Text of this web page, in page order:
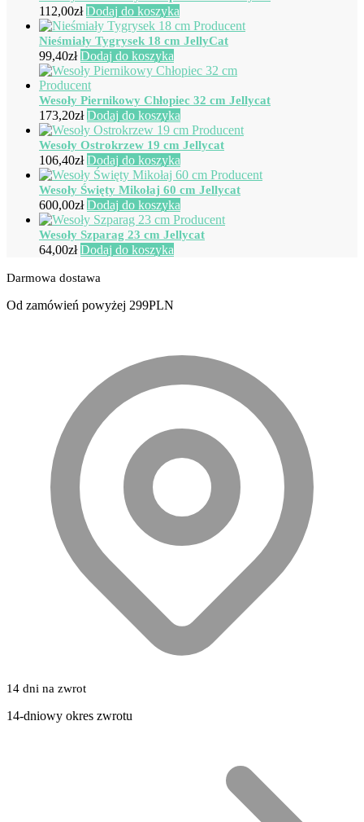
112,00zł Dodaj do koszyka
Nieśmiały Tygrysek 18 cm JellyCat
99,40zł Dodaj do koszyka
Wesoły Piernikowy Chłopiec 32 cm Jellycat
173,20zł Dodaj do koszyka
Wesoły Ostrokrzew 19 cm Jellycat
106,40zł Dodaj do koszyka
Wesoły Święty Mikołaj 60 cm Jellycat
600,00zł Dodaj do koszyka
Wesoły Szparag 23 cm Jellycat
64,00zł Dodaj do koszyka
Darmowa dostawa
Od zamówień powyżej 299PLN
14 dni na zwrot
14-dniowy okres zwrotu